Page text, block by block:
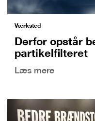
Værksted
Derfor opstår
partikelfilteret
Læs mere